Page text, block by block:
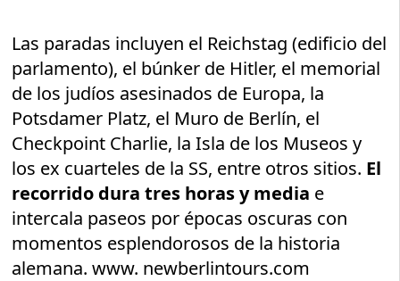
Las paradas incluyen el Reichstag (edificio del
parlamento), el búnker de Hitler, el memorial
de los judíos asesinados de Europa, la
Potsdamer Platz, el Muro de Berlín, el
Checkpoint Charlie, la Isla de los Museos y
los ex cuarteles de la SS, entre otros sitios. El
recorrido dura tres horas y media e
intercala paseos por épocas oscuras con
momentos esplendorosos de la historia
alemana. www. newberlintours.com